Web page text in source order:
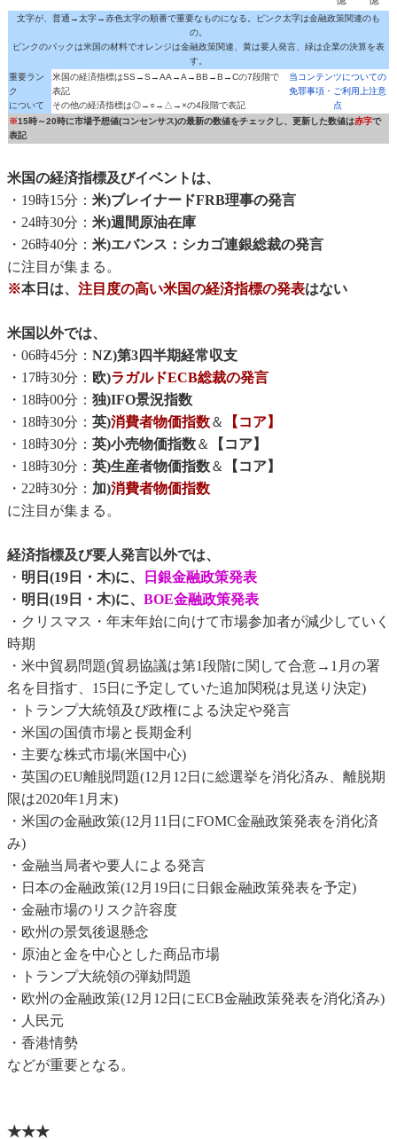
文字が、普通→太字→赤色太字の順番で重要なものになる。ピンク太字は金融政策関連のも
の。
ピンクのバックは米国の材料でオレンジは金融政策関連、黄は要人発言、緑は企業の決算を表
す。
重要ラン
ク
について
米国の経済指標はSS→S→AA→A→BB→B→Cの7段階で
表記
その他の経済指標は◎→○→△→×の4段階で表記
当コンテンツについての
免罪事項・ご利用上注意
点
※15時～20時に市場予想値(コンセンサス)の最新の数値をチェックし、更新した数値は赤字で
表記
米国の経済指標及びイベントは、
・19時15分： 米)ブレイナードFRB理事の発言
・24時30分： 米)週間原油在庫
・26時40分： 米)エバンス：シカゴ連銀総裁の発言
に注目が集まる。
※本日は、 注目度の高い米国の経済指標の発表はない
米国以外では、
・06時45分： NZ)第3四半期経常収支
・17時30分： 欧)ラガルドECB総裁の発言
・18時00分： 独)IFO景況指数
・18時30分： 英)消費者物価指数＆
【コア】
・18時30分： 英)小売物価指数＆
【コア】
・18時30分： 英)生産者物価指数＆
【コア】
・22時30分： 加)消費者物価指数
に注目が集まる。
経済指標及び要人発言以外では、
・ 明日(19日・木)に、
日銀金融政策発表
・ 明日(19日・木)に、 BOE金融政策発表
・クリスマス・年末年始に向けて市場参加者が減少していく
時期
・米中貿易問題(貿易協議は第1段階に関して合意→1月の署
名を目指す、15日に予定していた追加関税は見送り決定)
・トランプ大統領及び政権による決定や発言
・米国の国債市場と長期金利
・主要な株式市場(米国中心)
・英国のEU離脱問題(12月12日に総選挙を消化済み、離脱期
限は2020年1月末)
・米国の金融政策(12月11日にFOMC金融政策発表を消化済
み)
・金融当局者や要人による発言
・日本の金融政策(12月19日に日銀金融政策発表を予定)
・金融市場のリスク許容度
・欧州の景気後退懸念
・原油と金を中心とした商品市場
・トランプ大統領の弾劾問題
・欧州の金融政策(12月12日にECB金融政策発表を消化済み)
・人民元
・香港情勢
などが重要となる。
★★★